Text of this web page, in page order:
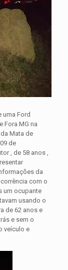
uma Ford
Fora MG na
Mata de
de
, de 58 anos ,
da
com o
um ocupante
usando o
de 62 anos e
e sem o
veículo e